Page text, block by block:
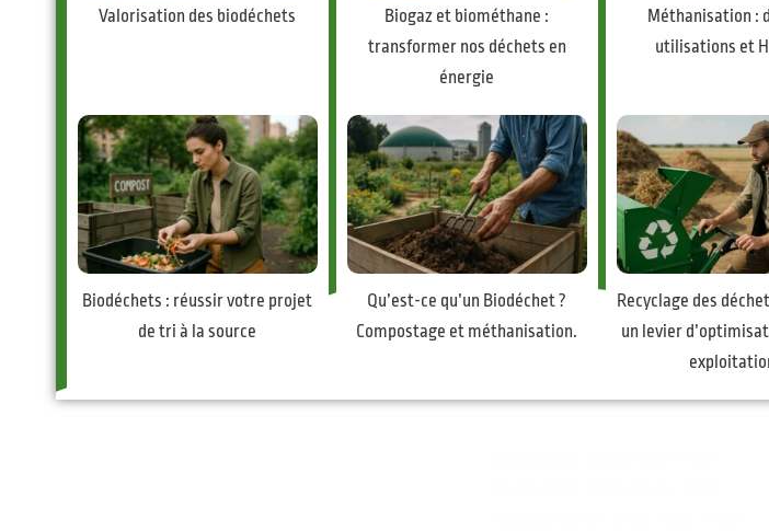
Valorisation des biodéchets
Biogaz et biométhane :
transformer nos déchets en
énergie
Méthanisation :
utilisations et
Biodéchets : réussir votre projet
de tri à la source
Qu’est-ce qu’un Biodéchet ?
Compostage et méthanisation.
Recyclage des
un levier